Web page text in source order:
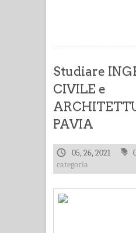
Studiare
CIVILE e
PAVIA
05, 26, 2021
categoria